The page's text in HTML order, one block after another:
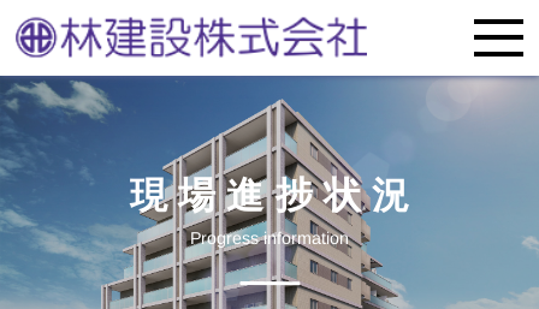
現場進捗状況
Progress information